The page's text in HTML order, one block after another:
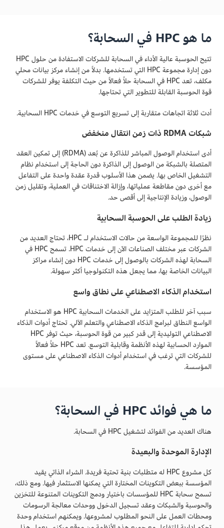
ما هو HPC في السحابة؟
تتيح الحوسبة عالية الأداء في السحابة للشركات الاستفادة من حلول HPC
دون إدارة مجموعة HPC التي تستخدمها. بدلاً من إنشاء مركز بيانات محلي
مكلف، تعد HPC في السحابة حلاً فعالاً من حيث التكلفة يوفر للشركات
قوة الحوسبة القابلة للتطوير التي تحتاجها.
أدت ثلاثة اتجاهات متقاربة إلى تسريع التوسع في خدمات HPC السحابية.
شبكات RDMA ذات زمن انتقال منخفض
أدى استخدام الوصول المباشر للذاكرة عن بُعد (RDMA) إلى تمكين العقد
المتصلة بالشبكة من الوصول إلى الذاكرة دون الحاجة إلى استخدام نظام
التشغيل الخاص بها. يضمن هذا الأسلوب قدرة عقدة واحدة على التفاعل
مع أخرى دون مقاطعة عملياتها، وإزالة الاختناقات في العملية، وتقليل زمن
الوصول، وزيادة الإنتاجية إلى أقصى حد.
زيادة الطلب على الحوسبة السحابية
نظرًا للمجموعة الواسعة من حالات الاستخدام لـ HPC، تحتاج العديد من
الشركات عبر مختلف الصناعات الآن إلى خدمات HPC. تسمح HPC في
السحابة لهذه الشركات بالوصول إلى خدمات HPC دون إنشاء مراكز
البيانات الخاصة بها، مما يجعل هذه التكنولوجيا أكثر سهولة.
استخدام الذكاء الاصطناعي على نطاق واسع
سبب آخر للطلب المتزايد على الخدمات السحابية HPC هو الاستخدام
الواسع النطاق لبرامج الذكاء الاصطناعي والتعلم الآلي. تحتاج أدوات الذكاء
الاصطناعي التوليدية إلى قدر كبير من قوة الحوسبة، حيث توفر HPC
الموارد الحسابية لهذه الأنظمة وقابلية التوسع. تعد HPC حلاً فعالاً
للشركات التي ترغب في استخدام أدوات الذكاء الاصطناعي على مستوى
المؤسسة.
ما هي فوائد HPC في السحابة؟
هناك العديد من الفوائد لتشغيل HPC في السحابة.
الإدارة الموحدة والبعيدة
كل مشروع HPC له متطلبات بنية تحتية فريدة. الشراء الذاتي يقيد
المؤسسة ببعض التكوينات المختارة التي يمكنها الاستثمار فيها. ومع ذلك،
تسمح سحابة HPC للمؤسسات باختيار ودمج التكوينات المتنوعة للتخزين
والحوسبة والشبكات وعقد تسجيل الدخول ووحدات معالجة الرسومات
ومحطات العمل على النحو المطلوب لمشروعها. ويمكنهم استخدام وحدة